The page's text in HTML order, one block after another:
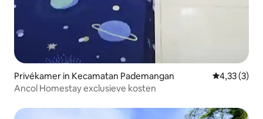
Privékamer in Kecamatan Pademangan
4,33 (3)
Ancol Homestay exclusieve kosten